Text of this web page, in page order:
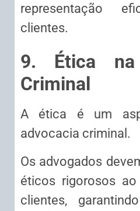
representação
clientes.
9. Ética na
Criminal
A ética é um
advocacia criminal.
Os advogados
éticos rigorosos ao
clientes,